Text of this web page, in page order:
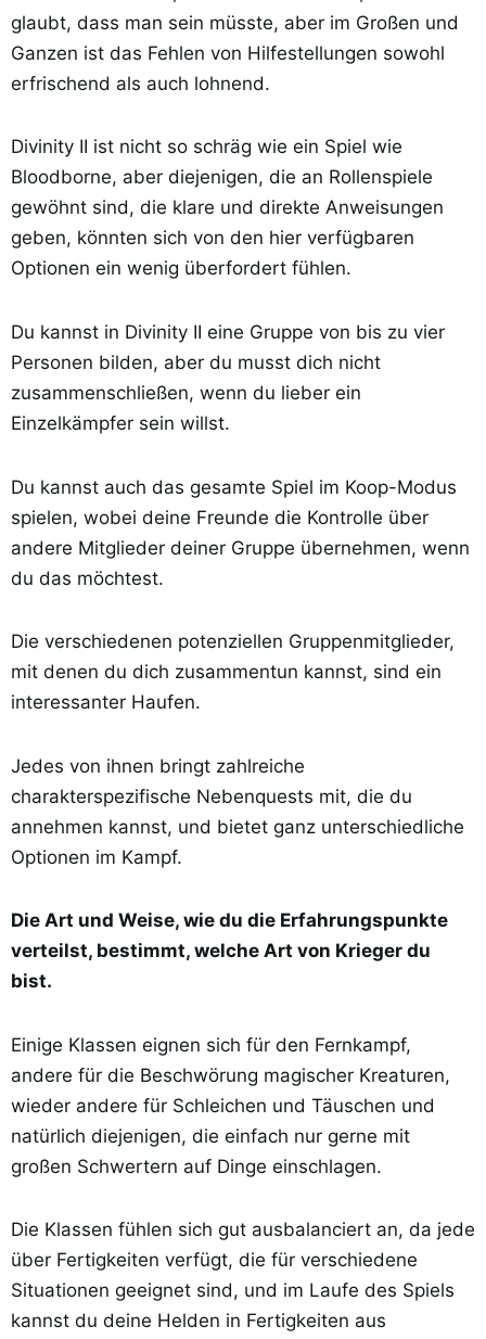
glaubt, dass man sein müsste, aber im Großen und
Ganzen ist das Fehlen von Hilfestellungen sowohl
erfrischend als auch lohnend.
Divinity II ist nicht so schräg wie ein Spiel wie
Bloodborne, aber diejenigen, die an Rollenspiele
gewöhnt sind, die klare und direkte Anweisungen
geben, könnten sich von den hier verfügbaren
Optionen ein wenig überfordert fühlen.
Du kannst in Divinity II eine Gruppe von bis zu vier
Personen bilden, aber du musst dich nicht
zusammenschließen, wenn du lieber ein
Einzelkämpfer sein willst.
Du kannst auch das gesamte Spiel im Koop-Modus
spielen, wobei deine Freunde die Kontrolle über
andere Mitglieder deiner Gruppe übernehmen, wenn
du das möchtest.
Die verschiedenen potenziellen Gruppenmitglieder,
mit denen du dich zusammentun kannst, sind ein
interessanter Haufen.
Jedes von ihnen bringt zahlreiche
charakterspezifische Nebenquests mit, die du
annehmen kannst, und bietet ganz unterschiedliche
Optionen im Kampf.
Die Art und Weise, wie du die Erfahrungspunkte
verteilst, bestimmt, welche Art von Krieger du
bist.
Einige Klassen eignen sich für den Fernkampf,
andere für die Beschwörung magischer Kreaturen,
wieder andere für Schleichen und Täuschen und
natürlich diejenigen, die einfach nur gerne mit
großen Schwertern auf Dinge einschlagen.
Die Klassen fühlen sich gut ausbalanciert an, da jede
über Fertigkeiten verfügt, die für verschiedene
Situationen geeignet sind, und im Laufe des Spiels
kannst du deine Helden in Fertigkeiten aus